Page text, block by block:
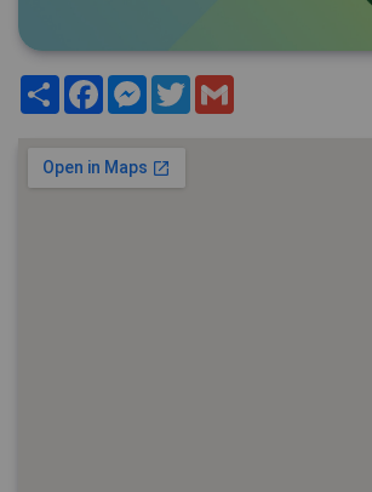
PartagerFacebookMessenger
Twitter